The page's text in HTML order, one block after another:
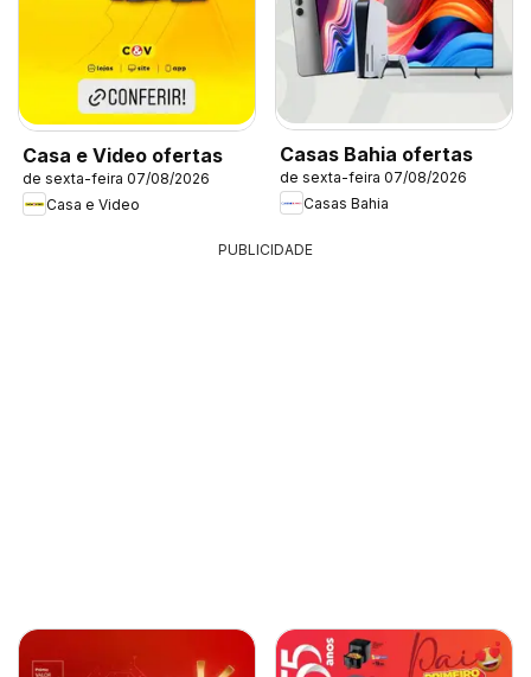
Casa e Video ofertas
de sexta-feira 07/08/2026
Casa e Video
Casas Bahia ofertas
de sexta-feira 07/08/2026
Casas Bahia
PUBLICIDADE